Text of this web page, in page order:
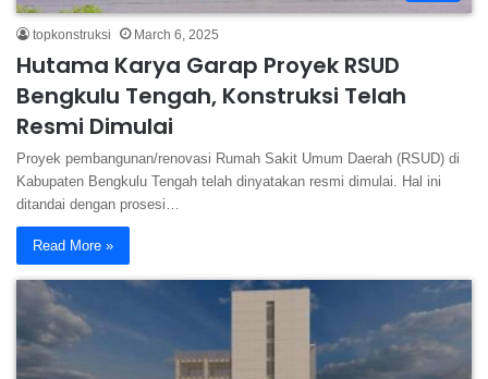
topkonstruksi March 6, 2025
Hutama Karya Garap Proyek RSUD
Bengkulu Tengah, Konstruksi Telah
Resmi Dimulai
Proyek pembangunan/renovasi Rumah Sakit Umum Daerah (RSUD) di
Kabupaten Bengkulu Tengah telah dinyatakan resmi dimulai. Hal ini
ditandai dengan prosesi…
Read More »